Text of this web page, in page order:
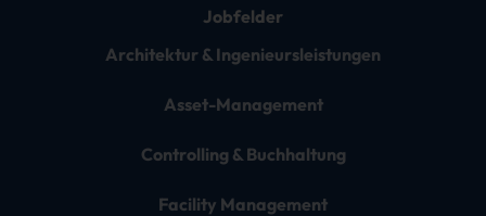
Jobfelder
Architektur & Ingenieursleistungen
Asset-Management
Controlling & Buchhaltung
Facility Management